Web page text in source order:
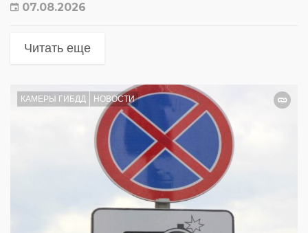
07.08.2026
Читать еще
КАМЕРЫ ГИБДД НОВОСТИ